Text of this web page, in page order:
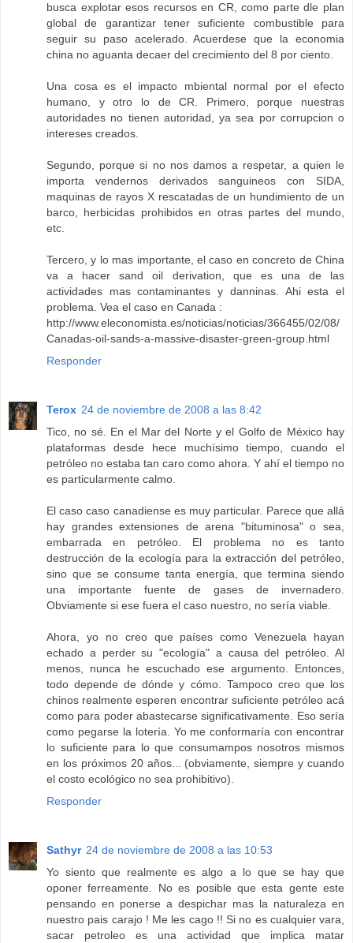
busca explotar esos recursos en CR, como parte dle plan
global de garantizar tener suficiente combustible para
seguir su paso acelerado. Acuerdese que la economia
china no aguanta decaer del crecimiento del 8 por ciento.
Una cosa es el impacto mbiental normal por el efecto
humano, y otro lo de CR. Primero, porque nuestras
autoridades no tienen autoridad, ya sea por corrupcion o
intereses creados.
Segundo, porque si no nos damos a respetar, a quien le
importa vendernos derivados sanguineos con SIDA,
maquinas de rayos X rescatadas de un hundimiento de un
barco, herbicidas prohibidos en otras partes del mundo,
etc.
Tercero, y lo mas importante, el caso en concreto de China
va a hacer sand oil derivation, que es una de las
actividades mas contaminantes y danninas. Ahi esta el
problema. Vea el caso en Canada :
http://www.eleconomista.es/noticias/noticias/366455/02/08/
Canadas-oil-sands-a-massive-disaster-green-group.html
Responder
Terox 24 de noviembre de 2008 a las 8:42
Tico, no sé. En el Mar del Norte y el Golfo de México hay
plataformas desde hece muchísimo tiempo, cuando el
petróleo no estaba tan caro como ahora. Y ahí el tiempo no
es particularmente calmo.
El caso caso canadiense es muy particular. Parece que allá
hay grandes extensiones de arena "bituminosa" o sea,
embarrada en petróleo. El problema no es tanto
destrucción de la ecología para la extracción del petróleo,
sino que se consume tanta energía, que termina siendo
una importante fuente de gases de invernadero.
Obviamente si ese fuera el caso nuestro, no sería viable.
Ahora, yo no creo que países como Venezuela hayan
echado a perder su "ecología" a causa del petróleo. Al
menos, nunca he escuchado ese argumento. Entonces,
todo depende de dónde y cómo. Tampoco creo que los
chinos realmente esperen encontrar suficiente petróleo acá
como para poder abastecarse significativamente. Eso sería
como pegarse la lotería. Yo me conformaría con encontrar
lo suficiente para lo que consumampos nosotros mismos
en los próximos 20 años... (obviamente, siempre y cuando
el costo ecológico no sea prohibitivo).
Responder
Sathyr 24 de noviembre de 2008 a las 10:53
Yo siento que realmente es algo a lo que se hay que
oponer ferreamente. No es posible que esta gente este
pensando en ponerse a despichar mas la naturaleza en
nuestro pais carajo ! Me les cago !! Si no es cualquier vara,
sacar petroleo es una actividad que implica matar